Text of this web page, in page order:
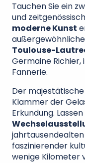
Tauchen Sie ein
und
moderne Kunst
Toulouse-
Germaine
Fannerie.
Der majestätische
Klammer der
Erkundung. Lassen
jahrtausendealten
faszinierender
wenige Kilometer